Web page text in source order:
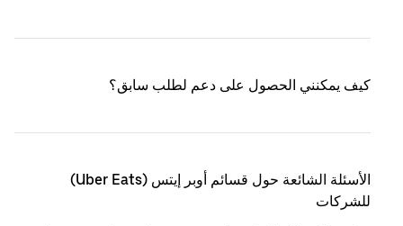
كيف يمكنني الحصول على دعم لطلب سابق؟
الأسئلة الشائعة حول قسائم أوبر إيتس (Uber Eats)
للشركات